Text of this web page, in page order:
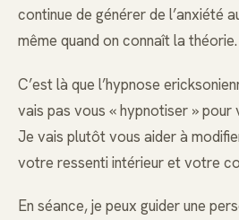
continue de générer de l’anxiété
même quand on connaît la théorie.
C’est là que l’hypnose
vais pas vous « hypnotiser »
Je vais plutôt vous aider à
votre ressenti intérieur et votre
En séance, je peux guider une